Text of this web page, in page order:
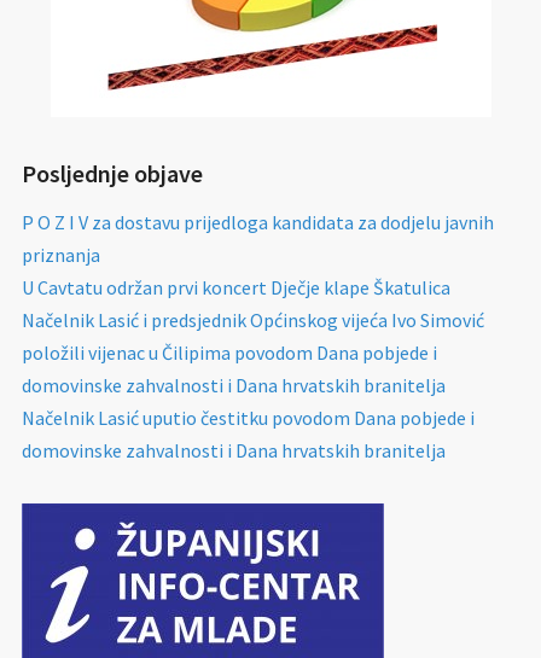
Posljednje objave
P O Z I V za dostavu prijedloga kandidata za dodjelu javnih
priznanja
U Cavtatu održan prvi koncert Dječje klape Škatulica
Načelnik Lasić i predsjednik Općinskog vijeća Ivo Simović
položili vijenac u Čilipima povodom Dana pobjede i
domovinske zahvalnosti i Dana hrvatskih branitelja
Načelnik Lasić uputio čestitku povodom Dana pobjede i
domovinske zahvalnosti i Dana hrvatskih branitelja